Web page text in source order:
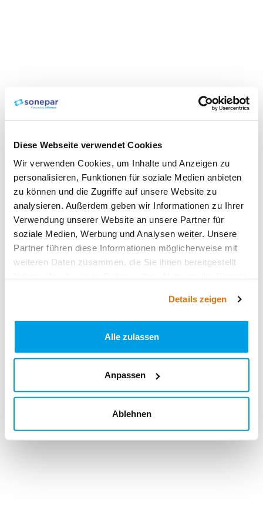
Diese Webseite verwendet Cookies
Wir verwenden Cookies, um Inhalte und Anzeigen zu
personalisieren, Funktionen für soziale Medien anbieten
zu können und die Zugriffe auf unsere Website zu
analysieren. Außerdem geben wir Informationen zu Ihrer
Verwendung unserer Website an unsere Partner für
soziale Medien, Werbung und Analysen weiter. Unsere
Partner führen diese Informationen möglicherweise mit
weiteren Daten zusammen, die Sie ihnen bereitgestellt
Details zeigen
Alle zulassen
Anpassen
Ablehnen